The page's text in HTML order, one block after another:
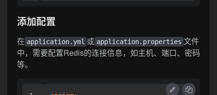
添加配置
在 application.yml 或 application.properties 文件
中，需要配置Redis的连接信息，如主机、端口、密码
等。